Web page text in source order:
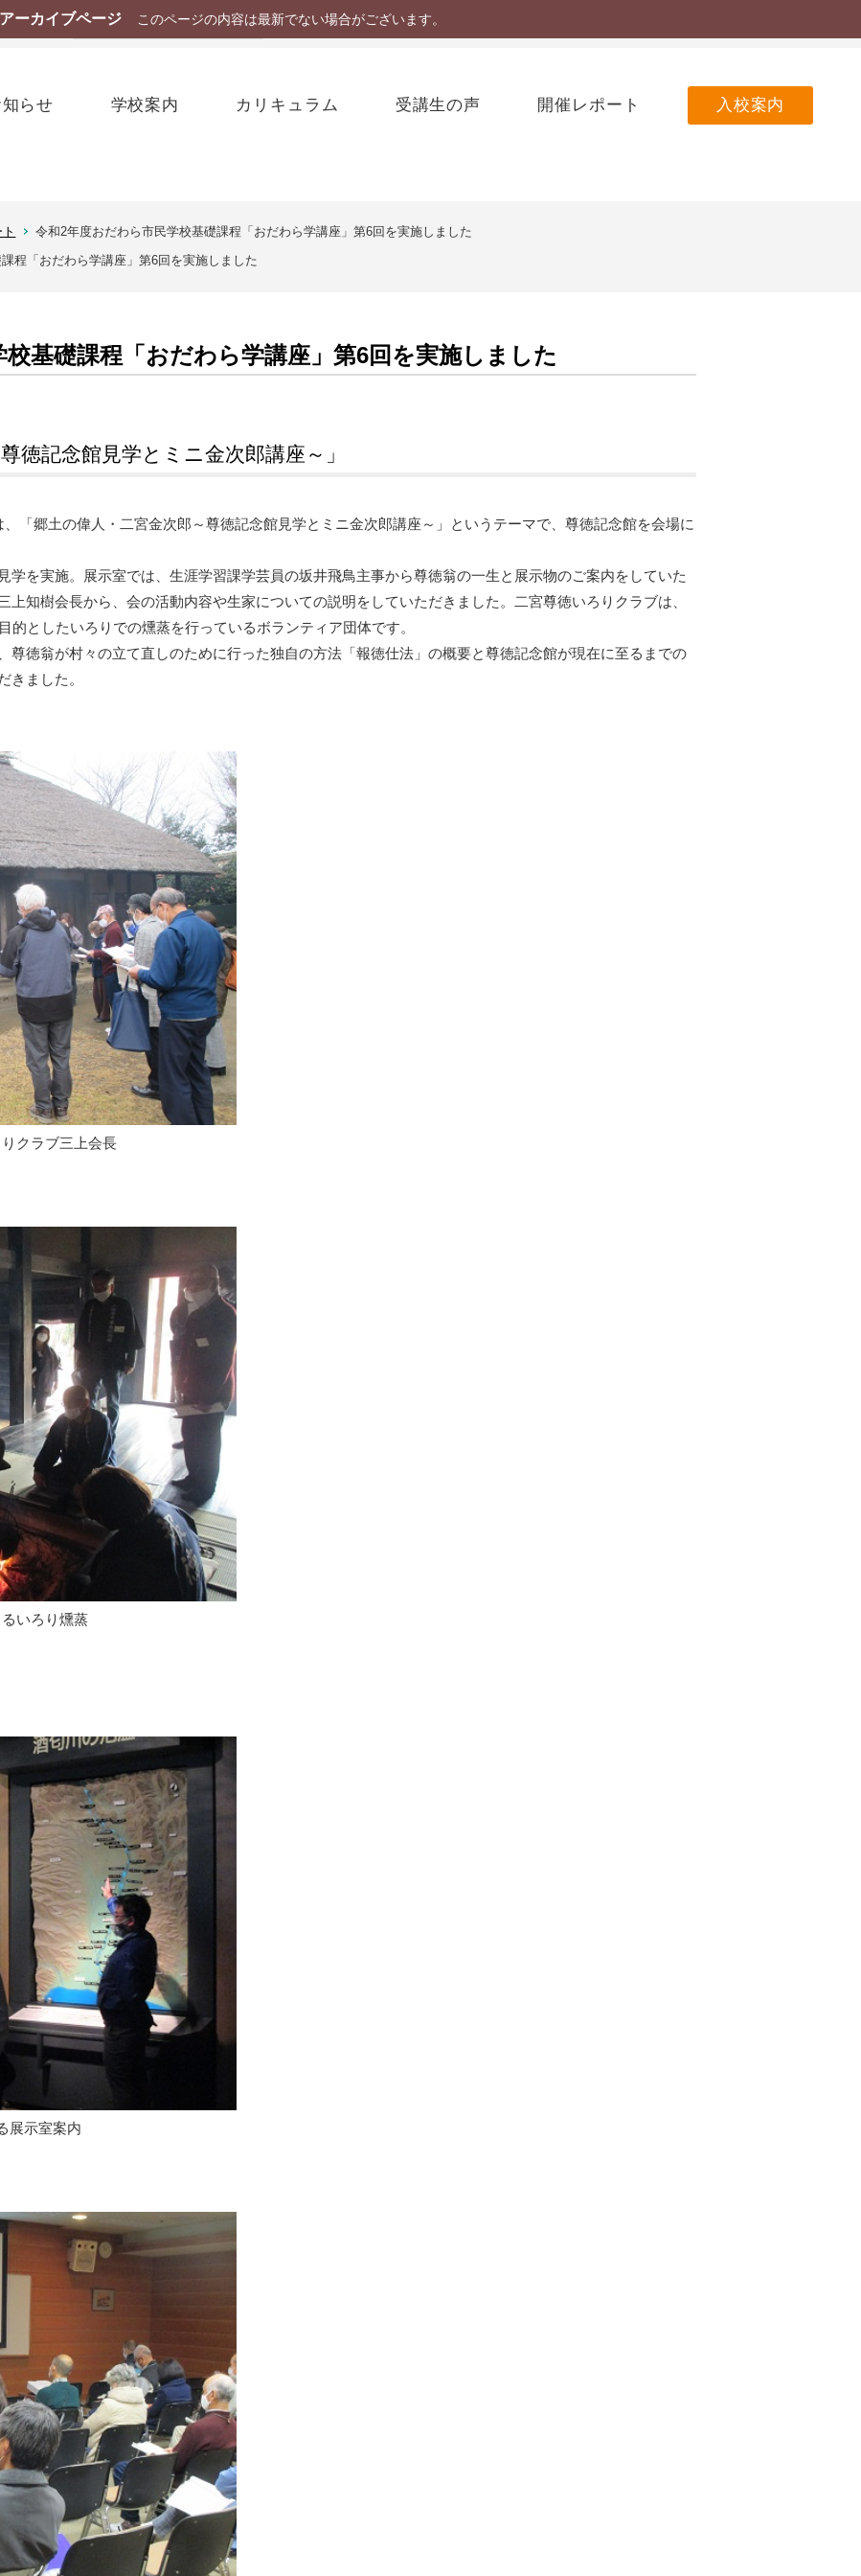
アーカイブページ このページの内容は最新でない場合がございます。
知らせ 学校案内 カリキュラム 受講生の声 開催レポート 入校案内
Language
令和2年度おだわら市民学校基礎課程「おだわら学講座」第6回を実施しました
程「おだわら学講座」第6回を実施しました
基礎課程「おだわら学講座」第6回を実施しました
徳記念館見学とミニ金次郎講座～」
「郷土の偉人・二宮金次郎～尊徳記念館見学とミニ金次郎講座～」というテーマで、尊徳記念館を会場に
を実施。展示室では、生涯学習課学芸員の坂井飛鳥主事から尊徳翁の一生と展示物のご案内をしていた
上知樹会長から、会の活動内容や生家についての説明をしていただきました。二宮尊徳いろりクラブは、
的としたいろりでの燻蒸を行っているボランティア団体です。
徳翁が村々の立て直しのために行った独自の方法「報徳仕法」の概要と尊徳記念館が現在に至るまでの
きました。
クラブ三上会長
いろり燻蒸
展示室案内